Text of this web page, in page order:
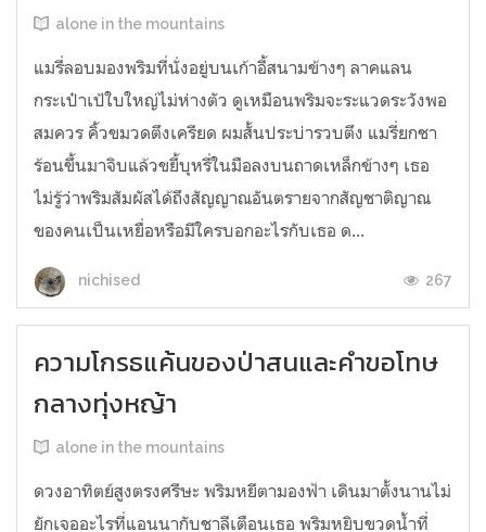
alone in the mountains
แมรี่ลอบมองพริมที่นั่งอยู่บนเก้าอี้สนามข้างๆ ลาคแลน
กระเป๋าเป้ใบใหญ่ไม่ห่างตัว ดูเหมือนพริมจะระแวดระวังพอ
สมควร คิ้วขมวดตึงเครียด ผมสั้นประบ่ารวบตึง แมรี่ยกชา
ร้อนขึ้นมาจิบแล้วขยี้บุหรี่ในมือลงบนถาดเหล็กข้างๆ เธอ
ไม่รู้ว่าพริมสัมผัสได้ถึงสัญญาณอันตรายจากสัญชาติญาณ
ของคนเป็นเหยื่อหรือมีใครบอกอะไรกับเธอ ด...
nichised 267
ความโกรธแค้นของป่าสนและคำขอโทษ
กลางทุ่งหญ้า
alone in the mountains
ดวงอาทิตย์สูงตรงศรีษะ พริมหยีตามองฟ้า เดินมาตั้งนานไม่
ยักเจออะไรที่แอนนากับชาลีเตือนเธอ พริมหยิบขวดน้ำที่